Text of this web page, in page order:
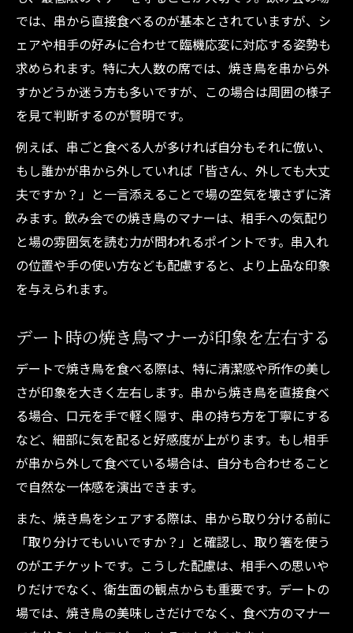
では、串から直接食べるのが基本とされていますが、シ
ェアや相手の好みに合わせて臨機応変に対応する姿勢も
求められます。特に大人数の席では、焼き鳥を串から外
すかどうか迷う方も多いですが、この場合は周囲の様子
を見て判断するのが賢明です。
例えば、串ごと食べる人が多ければ自分もそれに倣い、
もし誰かが串から外していれば「皆さん、外しても大丈
夫ですか？」と一言添えることで場の空気を壊さずに済
みます。飲み会での焼き鳥のマナーは、相手への気配り
と場の雰囲気を読む力が問われるポイントです。串入れ
の位置や手の使い方なども配慮すると、より上品な印象
を与えられます。
デート時の焼き鳥マナーが印象を左右する
デートで焼き鳥を食べる際は、特に清潔感や所作の美し
さが印象を大きく左右します。串から焼き鳥を直接食べ
る場合、口元を手で軽く隠す、串の持ち方を丁寧にする
など、細部に気を配ると好感度が上がります。もし相手
が串から外して食べている場合は、自分も合わせること
で自然な一体感を演出できます。
また、焼き鳥をシェアする際は、串から取り分ける前に
「取り分けてもいいですか？」と確認し、取り箸を使う
のがエチケットです。こうした配慮は、相手への思いや
りだけでなく、衛生面の観点からも重要です。デートの
場では、焼き鳥の美味しさだけでなく、食べ方のマナー